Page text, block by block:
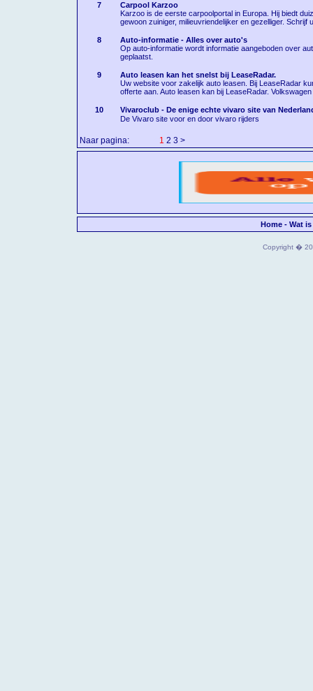
7
Carpool Karzoo
Karzoo is de eerste carpoolportal in Europa. Hij biedt
gewoon zuiniger, milieuvriendelijker en gezelliger. Schrijf
8
Auto-informatie - Alles over auto's
Op auto-informatie wordt informatie aangeboden over
geplaatst.
9
Auto leasen kan het snelst bij LeaseRadar.
Uw website voor zakelijk auto leasen. Bij LeaseRadar
offerte aan. Auto leasen kan bij LeaseRadar.
10
Vivaroclub - De enige echte vivaro site van
De Vivaro site voor en door vivaro rijders
Naar pagina: 1 2 3 >
Home - Wat
Copyright �